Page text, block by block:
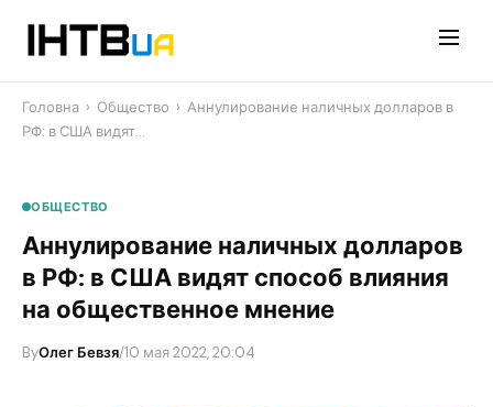
Головна › Общество › Аннулирование наличных долларов в
РФ: в США видят…
ОБЩЕСТВО
Аннулирование наличных долларов
в РФ: в США видят способ влияния
на общественное мнение
ByОлег Бевзя/10 мая 2022, 20:04